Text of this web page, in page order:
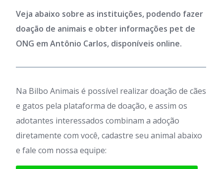
Veja abaixo sobre as instituições, podendo fazer
doação de animais e obter informações pet de
ONG em Antônio Carlos, disponíveis online.
Na Bilbo Animais é possível realizar doação de cães
e gatos pela plataforma de doação, e assim os
adotantes interessados combinam a adoção
diretamente com você, cadastre seu animal abaixo
e fale com nossa equipe: